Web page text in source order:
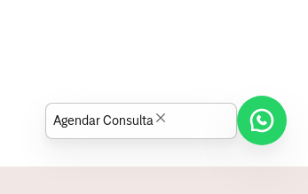
Agendar Consulta